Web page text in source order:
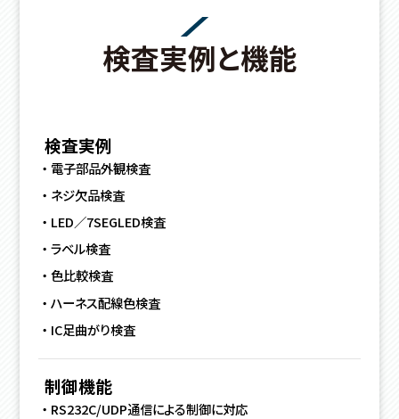
検査実例と機能
検査実例
電子部品外観検査
ネジ欠品検査
LED／7SEGLED検査
ラベル検査
色比較検査
ハーネス配線色検査
IC足曲がり検査
制御機能
RS232C/UDP通信による制御に対応